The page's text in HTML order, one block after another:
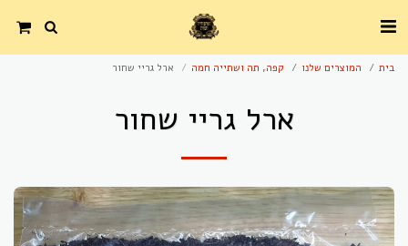
בית המוצרים שלנו קפה, תה ושתייה חמה ארל גריי שחור
ארל גריי שחור